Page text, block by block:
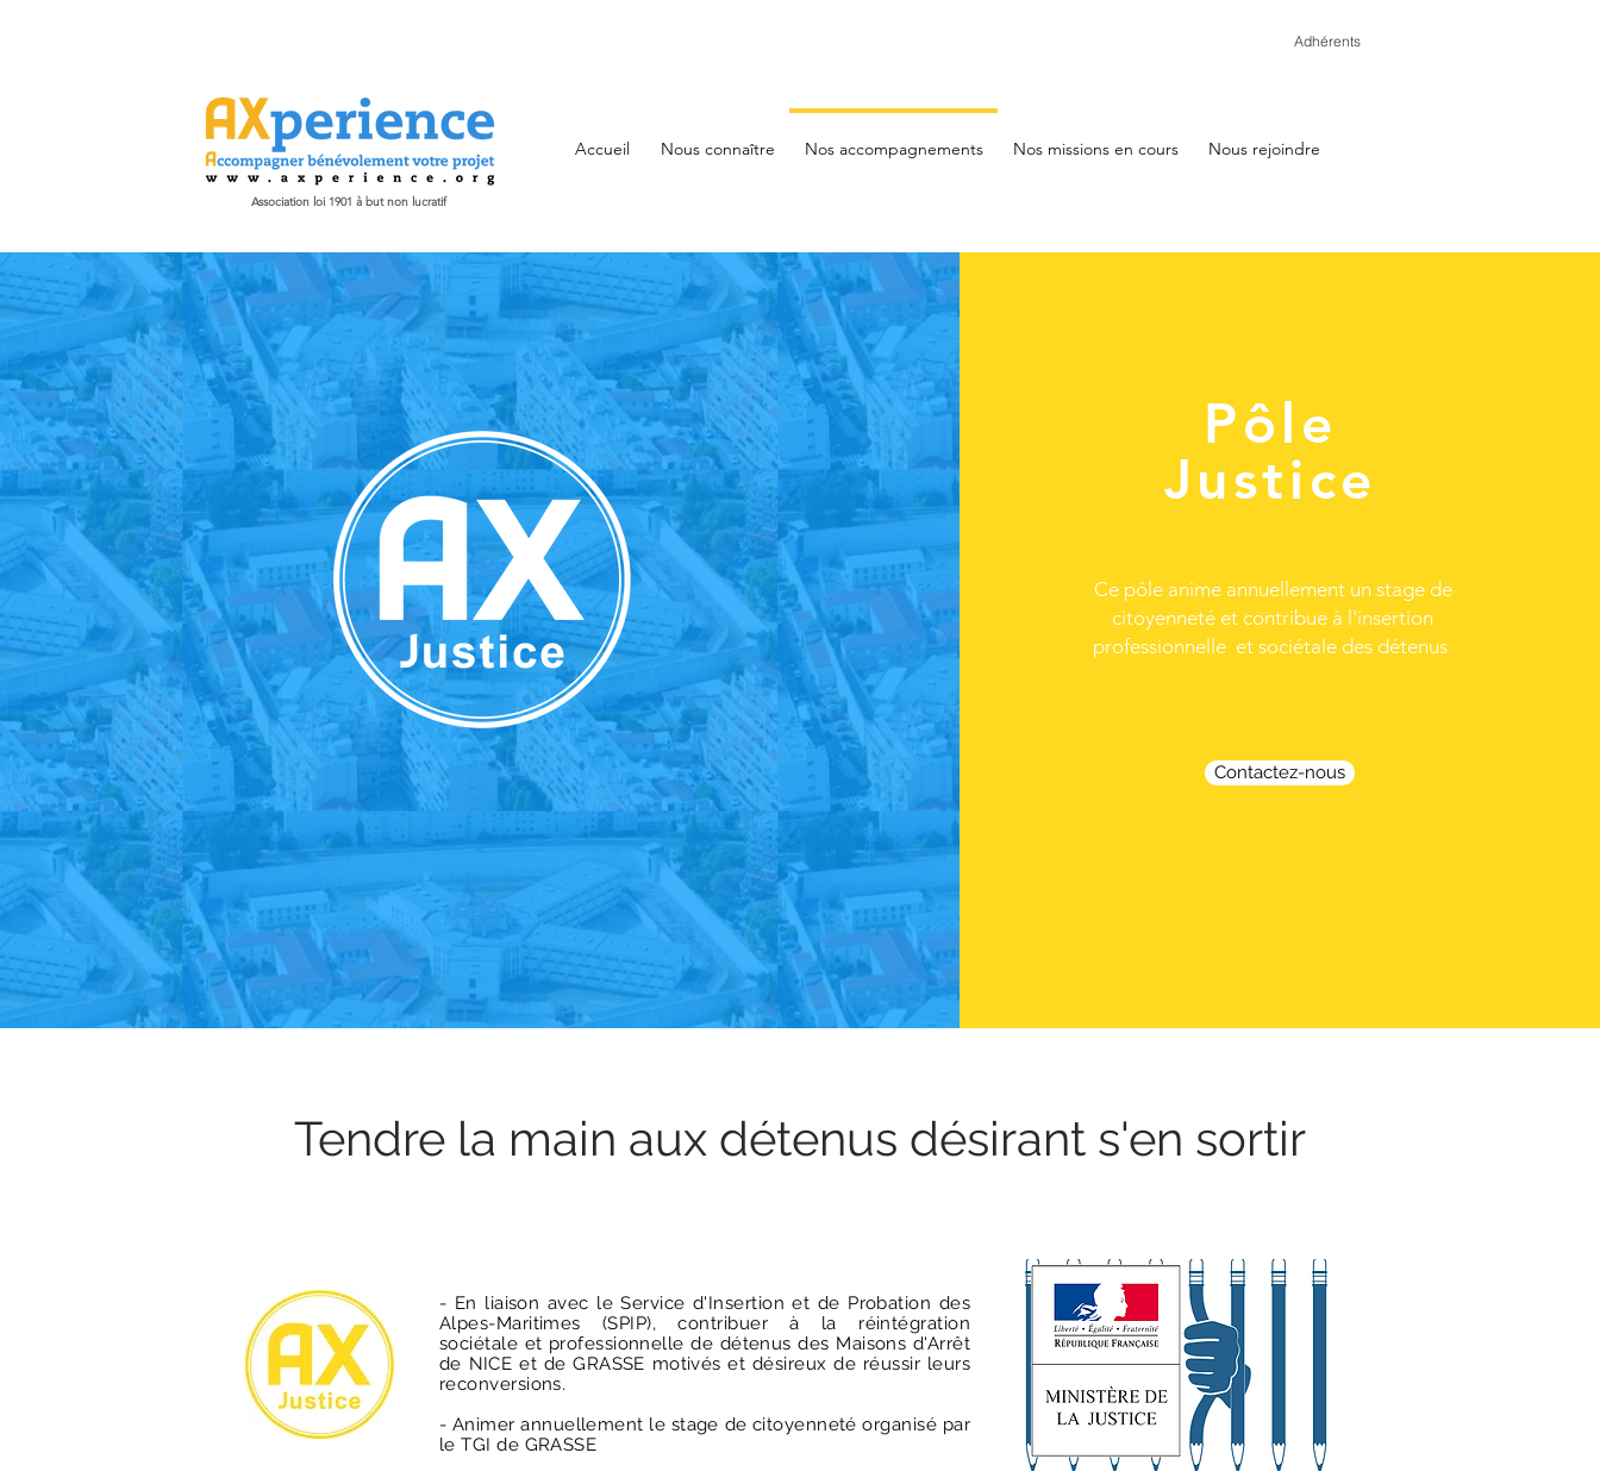
Adhérents
Association loi 1901 à but non lucratif
Accueil Nous connaître Nos accompagnements Nos missions en cours Nous rejoindre
Pôle
Justice
Ce pôle anime annuellement un stage de
citoyenneté et contribue à l'insertion
professionnelle et sociétale des détenus
Contactez-nous
Tendre la main aux détenus désirant s'en sortir
- En liaison avec le Service d'Insertion et de Probation des
Alpes-Maritimes (SPIP), contribuer à la réintégration
sociétale et professionnelle de détenus des Maisons d'Arrêt
de NICE et de GRASSE motivés et désireux de réussir leurs
reconversions.
- Animer annuellement le stage de citoyenneté organisé par
le TGI de GRASSE